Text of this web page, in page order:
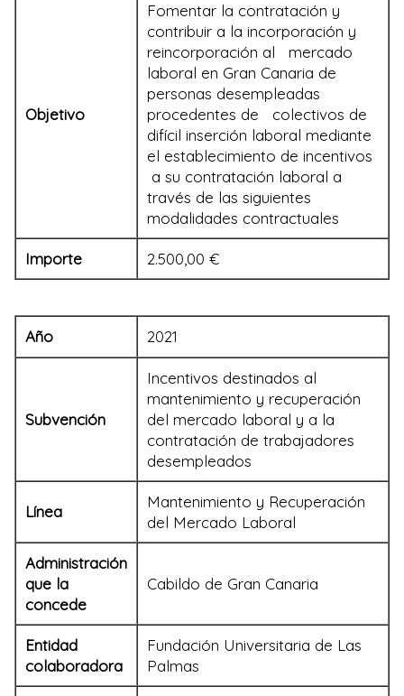
Objetivo
Fomentar la contratación y
contribuir a la incorporación y
reincorporación al mercado
laboral en Gran Canaria de
personas desempleadas
procedentes de colectivos de
difícil inserción laboral mediante
el establecimiento de incentivos
a su contratación laboral a
través de las siguientes
modalidades contractuales
Importe 2.500,00 €
Año 2021
Subvención
Incentivos destinados al
mantenimiento y recuperación
del mercado laboral y a la
contratación de trabajadores
desempleados
Línea
Mantenimiento y Recuperación
del Mercado Laboral
Administración
que la
concede
Cabildo de Gran Canaria
Entidad
colaboradora
Fundación Universitaria de Las
Palmas